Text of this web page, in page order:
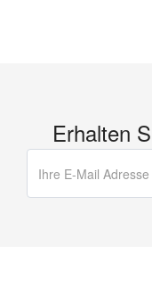
Erhalten